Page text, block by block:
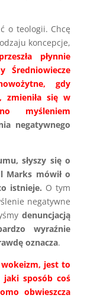
o teologii. Chcę
koncepcje,
płynnie
Średniowiecze
gdy
zmieniła się w
myśleniem
negatywnego
słyszy się o
Marks mówił o
istnieje. O tym
negatywne
denuncjacją
wyraźnie
oznacza.
wokeizm, jest to
sposób coś
obwieszcza